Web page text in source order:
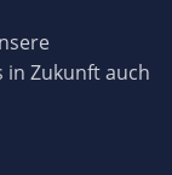
in Zukunft auch